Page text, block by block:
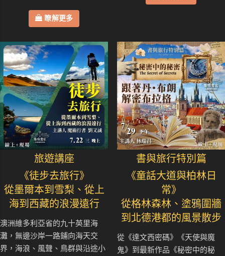
瞭解更多
旅遊講座
《徒步去旅行》
從墨爾本到雪梨、從上
海到西藏的浪漫遠行
澳洲維多利亞省的九十英里海
灘，無邊沙岸一路鋪向海天交
界，海浪、風聲、鳥群與沿途小
書與旅行特別篇
《童話大道與柏林日
常》
從格林森林、塗鴉圍牆
到北德港都的風景散步
從《達文西密碼》《天使與魔
鬼》到最新作品《秘密中的秘